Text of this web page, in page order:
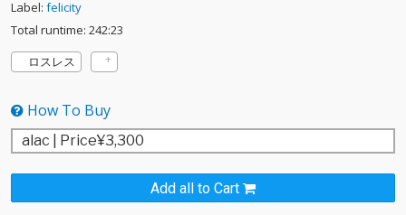
Label: felicity
Total runtime: 242:23
ロスレス
How To Buy
Add all to Cart